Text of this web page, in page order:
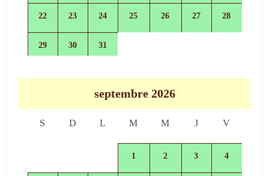
22 23 24 25 26 27 28
29 30 31
septembre 2026
S D L M M J V
1 2 3 4